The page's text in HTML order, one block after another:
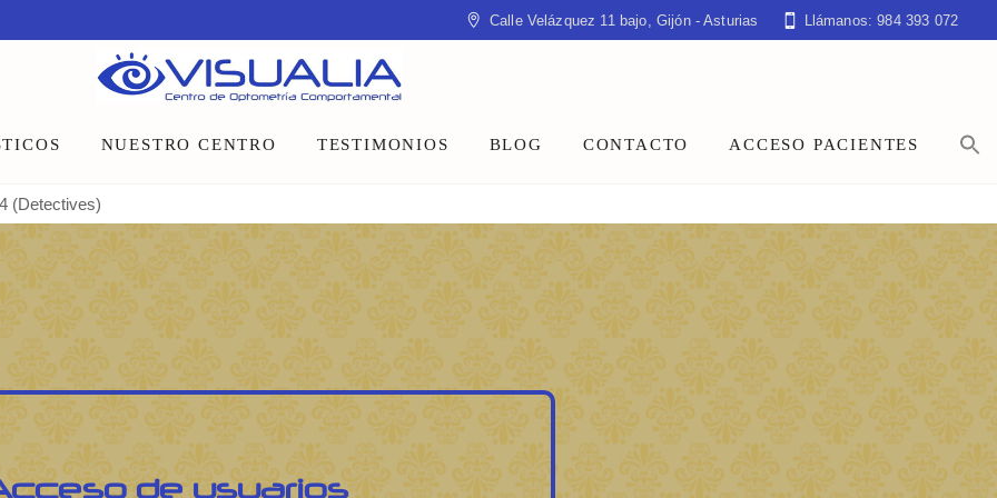
Calle Velázquez 11 bajo, Gijón - Asturias Llámanos: 984 393 072
NUESTRO CENTRO
Equipo
Instalaciones
Talleres y charlas
TESTIMONIOS BLOG CONTACTO ACCESO PACIENTES
(Detectives)
de usuarios